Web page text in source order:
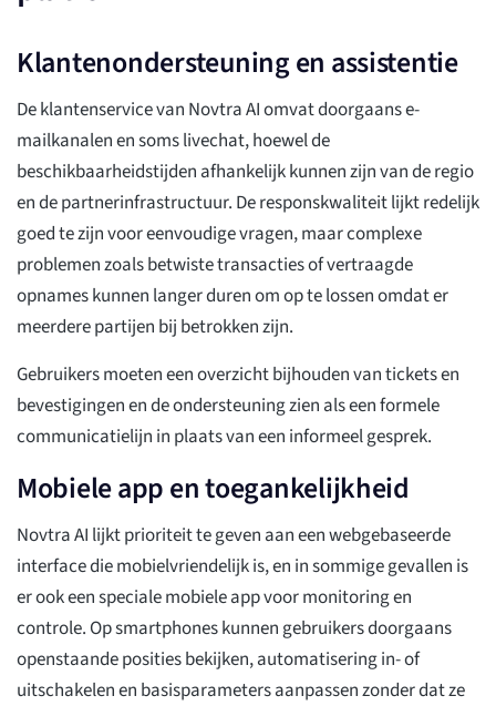
Klantenondersteuning en assistentie
De klantenservice van Novtra AI omvat doorgaans e-
mailkanalen en soms livechat, hoewel de
beschikbaarheidstijden afhankelijk kunnen zijn van de regio
en de partnerinfrastructuur. De responskwaliteit lijkt redelijk
goed te zijn voor eenvoudige vragen, maar complexe
problemen zoals betwiste transacties of vertraagde
opnames kunnen langer duren om op te lossen omdat er
meerdere partijen bij betrokken zijn.
Gebruikers moeten een overzicht bijhouden van tickets en
bevestigingen en de ondersteuning zien als een formele
communicatielijn in plaats van een informeel gesprek.
Mobiele app en toegankelijkheid
Novtra AI lijkt prioriteit te geven aan een webgebaseerde
interface die mobielvriendelijk is, en in sommige gevallen is
er ook een speciale mobiele app voor monitoring en
controle. Op smartphones kunnen gebruikers doorgaans
openstaande posities bekijken, automatisering in- of
uitschakelen en basisparameters aanpassen zonder dat ze